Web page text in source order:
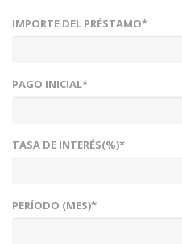
IMPORTE DEL PRÉSTAMO*
PAGO INICIAL*
TASA DE INTERÉS(%)*
PERÍODO (MES)*